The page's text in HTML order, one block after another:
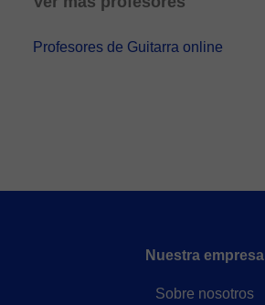
Profesores de Guitarra online
Nuestra empresa
Sobre nosotros